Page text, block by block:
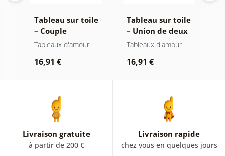
Tableau sur toile
– Couple
amoureux en
Tableaux d'amour
16,91 €
Tableau sur toile
– Union de deux
âmes
Tableaux d'amour
16,91 €
Livraison gratuite
à partir de 200 €
Livraison rapide
chez vous en quelques jours